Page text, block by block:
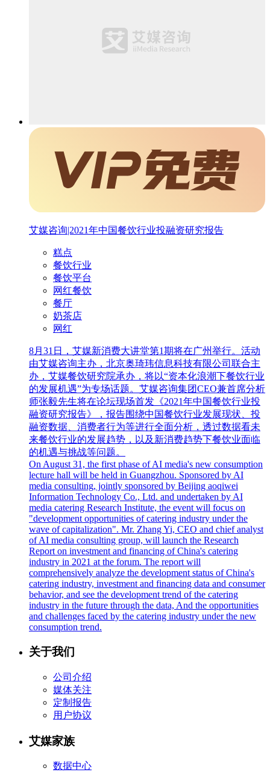
艾媒咨询|2021年中国餐饮行业投融资研究报告
糕点
餐饮行业
餐饮平台
网红餐饮
餐厅
奶茶店
网红
8月31日，艾媒新消费大讲堂第1期将在广州举行。活动
由艾媒咨询主办，北京奥琦玮信息科技有限公司联合主
办，艾媒餐饮研究院承办，将以“资本化浪潮下餐饮行业
的发展机遇”为专场话题。艾媒咨询集团CEO兼首席分析
师张毅先生将在论坛现场首发《2021年中国餐饮行业投
融资研究报告》，报告围绕中国餐饮行业发展现状、投
融资数据、消费者行为等进行全面分析，透过数据看未
来餐饮行业的发展趋势，以及新消费趋势下餐饮业面临
的机遇与挑战等问题。
On August 31, the first phase of AI media's new consumption
lecture hall will be held in Guangzhou. Sponsored by AI
media consulting, jointly sponsored by Beijing aoqiwei
Information Technology Co., Ltd. and undertaken by AI
media catering Research Institute, the event will focus on
"development opportunities of catering industry under the
wave of capitalization". Mr. Zhang Yi, CEO and chief analyst
of AI media consulting group, will launch the Research
Report on investment and financing of China's catering
industry in 2021 at the forum. The report will
comprehensively analyze the development status of China's
catering industry, investment and financing data and consumer
behavior, and see the development trend of the catering
industry in the future through the data, And the opportunities
and challenges faced by the catering industry under the new
consumption trend.
关于我们
公司介绍
媒体关注
定制报告
用户协议
艾媒家族
数据中心